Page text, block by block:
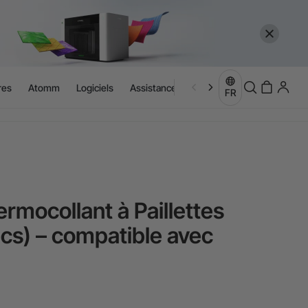
Atomm Logiciels Assistance locale Découvrir
FR
à Paillettes
– compatible avec